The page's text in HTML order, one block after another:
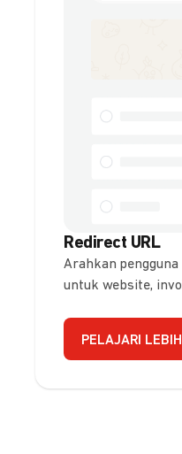
Redirect URL
Arahkan pengguna
untuk website,
PELAJARI